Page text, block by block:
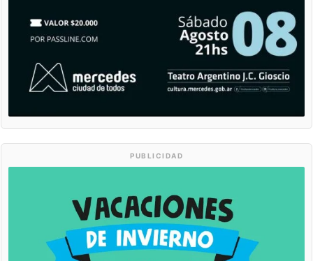
PUBLICIDAD